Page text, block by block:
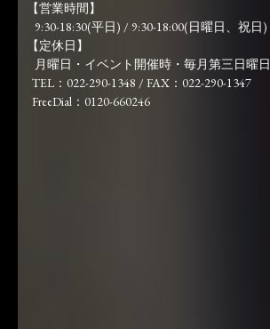
【営業時間】
9:30-18:30(平日) / 9:30-18:00(日曜日、祝日)
【定休日】
月曜日・イベント開催時・毎月第三日曜日
TEL：022-290-1348 / FAX：022-290-1347
FreeDial：0120-660246